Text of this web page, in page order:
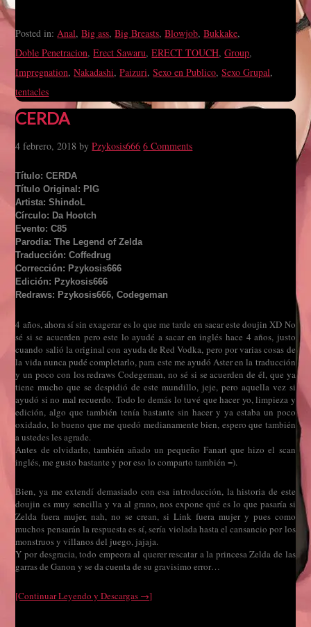
Posted in:Anal,Big ass,Big Breasts,Blowjob,Bukkake,
Doble Penetracion,Erect Sawaru,ERECT TOUCH,Group,
Impregnation,Nakadashi,Paizuri,Sexo en Publico,Sexo Grupal,
tentacles
CERDA
4 febrero, 2018 byPzykosis666 6 Comments
Título: CERDA
Título Original: PIG
Artista: ShindoL
Círculo: Da Hootch
Evento: C85
Parodia: The Legend of Zelda
Traducción: Coffedrug
Corrección: Pzykosis666
Edición: Pzykosis666
Redraws: Pzykosis666, Codegeman
4 años, ahora sí sin exagerar es lo que me tarde en sacar este doujin XD No
sé si se acuerden pero este lo ayudé a sacar en inglés hace 4 años, justo
cuando salió la original con ayuda de Red Vodka, pero por varias cosas de
la vida nunca pudé completarlo, para este me ayudó Aster en la traducción
y un poco con los redraws Codegeman, no sé si se acuerden de él, que ya
tiene mucho que se despidió de este mundillo, jeje, pero aquella vez si
ayudó si no mal recuerdo. Todo lo demás lo tuvé que hacer yo, limpieza y
edición, algo que también tenía bastante sin hacer y ya estaba un poco
oxidado, lo bueno que me quedó medianamente bien, espero que también
a ustedes les agrade.
Antes de olvidarlo, también añado un pequeño Fanart que hizo el scan
inglés, me gusto bastante y por eso lo comparto también =).
Bien, ya me extendí demasiado con esa introducción, la historia de este
doujin es muy sencilla y va al grano, nos expone qué es lo que pasaría si
Zelda fuera mujer, nah, no se crean, si Link fuera mujer y pues como
muchos pensarán la respuesta es sí, sería violada hasta el cansancio por los
monstruos y villanos del juego, jajaja.
Y por desgracia, todo empeora al querer rescatar a la princesa Zelda de las
garras de Ganon y se da cuenta de su gravisimo error…
[Continuar Leyendo y Descargas →]